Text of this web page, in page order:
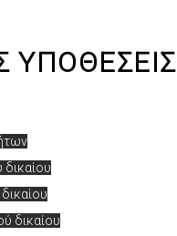
ΥΠΟΘΕΣΕΙΣ
δικαίου
δικαίου